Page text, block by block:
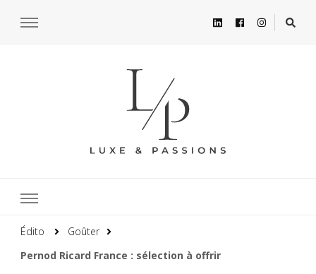
Édito
Goûter
Pernod Ricard France : sélection à offrir